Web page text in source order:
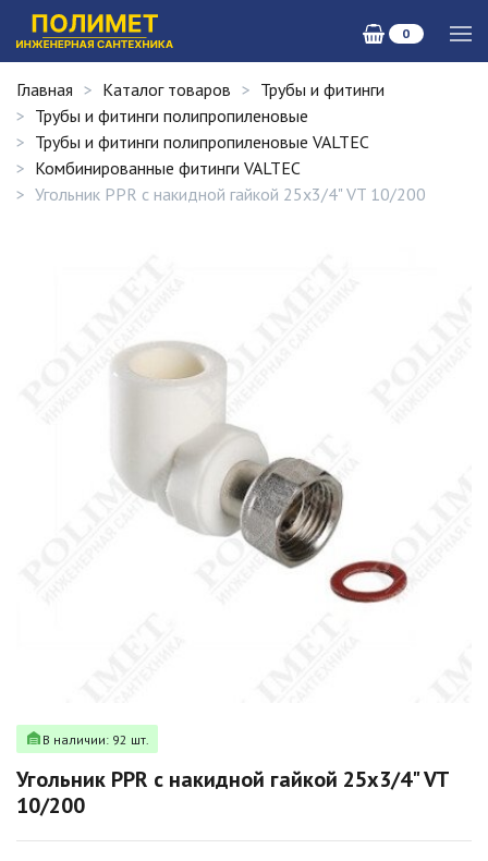
0
Главная Каталог товаров
Трубы и фитинги
Трубы и фитинги полипропиленовые
Трубы и фитинги полипропиленовые VALTEC
Комбинированные фитинги VALTEC
Угольник PPR с накидной гайкой 25х3/4" VT 10/200
В наличии: 92 шт.
Угольник PPR с накидной гайкой 25х3/4" VT
10/200